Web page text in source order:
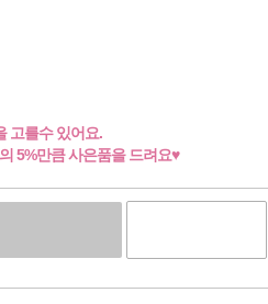
고를수 있어요.
5%만큼 사은품을 드려요♥